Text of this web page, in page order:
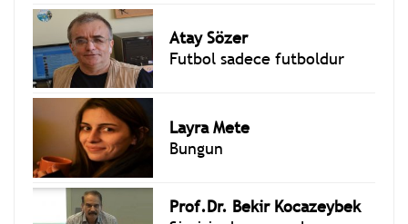
Atay Sözer
Futbol sadece futboldur
Layra Mete
Bungun
Prof.Dr. Bekir Kocazeybek